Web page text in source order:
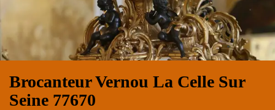
Brocanteur Vernou La Celle Sur
Seine 77670